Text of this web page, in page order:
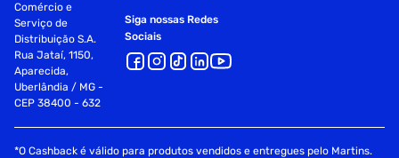
Comércio e
Serviço de
Distribuição S.A.
Rua Jataí, 1150,
Aparecida,
Uberlândia / MG -
CEP 38400 - 632
Siga nossas Redes
Sociais
*O Cashback é válido para produtos vendidos e entregues pelo Martins.